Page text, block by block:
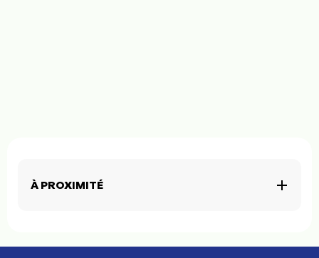
À PROXIMITÉ